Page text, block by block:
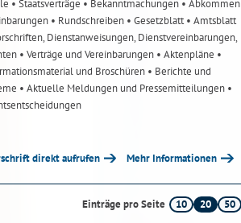
• Staatsverträge • Bekanntmachungen • Abkommen
• Rundschreiben • Gesetzblatt• Amtsblatt
Dienstanweisungen, Dienstvereinbarungen,
• Verträge und Vereinbarungen • Aktenpläne •
und Broschüren • Berichte und
• Aktuelle Meldungen und Pressemitteilungen •
direkt aufrufen Mehr Informationen
Einträge pro Seite 10 20 50